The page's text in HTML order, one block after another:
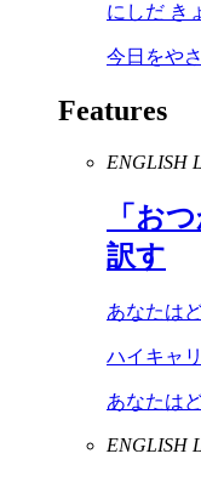
にしだ き
今日をや
Features
ENGLISH
「お
訳す
あなたは
ハイキャ
あなたは
ENGLISH